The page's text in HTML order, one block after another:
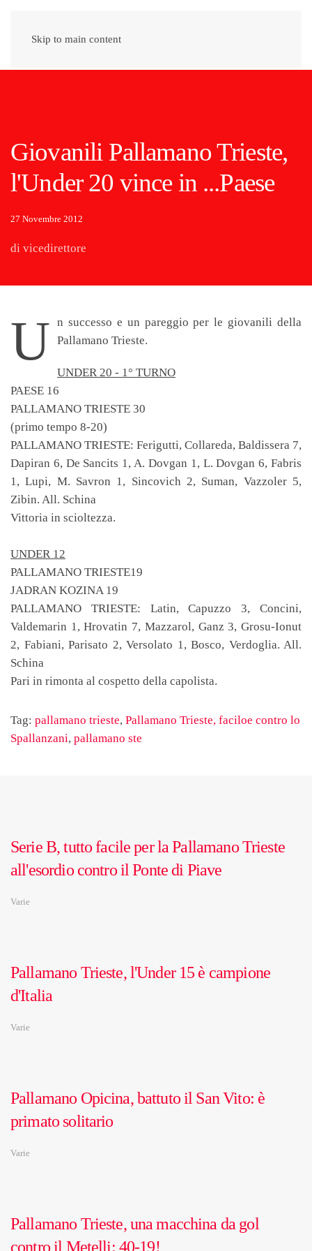
Skip to main content
Giovanili Pallamano Trieste,
l'Under 20 vince in ...Paese
27 Novembre 2012
di vicedirettore
U n successo e un pareggio per le giovanili della
Pallamano Trieste.
UNDER 20 - 1° TURNO
PAESE 16
PALLAMANO TRIESTE 30
(primo tempo 8-20)
PALLAMANO TRIESTE: Ferigutti, Collareda, Baldissera 7,
Dapiran 6, De Sancits 1, A. Dovgan 1, L. Dovgan 6, Fabris
1, Lupi, M. Savron 1, Sincovich 2, Suman, Vazzoler 5,
Zibin. All. Schina
Vittoria in scioltezza.
UNDER 12
PALLAMANO TRIESTE19
JADRAN KOZINA 19
PALLAMANO TRIESTE: Latin, Capuzzo 3, Concini,
Valdemarin 1, Hrovatin 7, Mazzarol, Ganz 3, Grosu-Ionut
2, Fabiani, Parisato 2, Versolato 1, Bosco, Verdoglia. All.
Schina
Pari in rimonta al cospetto della capolista.
Tag: pallamano trieste, Pallamano Trieste, faciloe contro lo
Spallanzani, pallamano ste
Serie B, tutto facile per la Pallamano Trieste
all'esordio contro il Ponte di Piave
Varie
Pallamano Trieste, l'Under 15 è campione
d'Italia
Varie
Pallamano Opicina, battuto il San Vito: è
primato solitario
Varie
Pallamano Trieste, una macchina da gol
contro il Metelli: 40-19!